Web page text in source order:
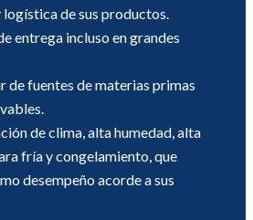
de sus productos.
entrega incluso en grandes
de fuentes de materias primas
de clima, alta humedad, alta
fría y congelamiento, que
desempeño acorde a sus